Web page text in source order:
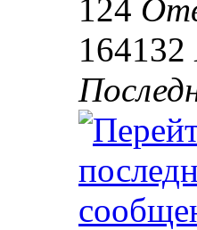
124
164132